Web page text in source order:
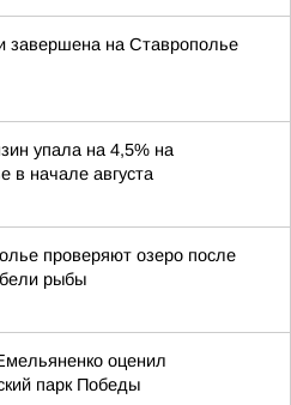
завершена на Ставрополье
упала на 4,5% на
в начале августа
проверяют озеро после
рыбы
оценил
парк Победы